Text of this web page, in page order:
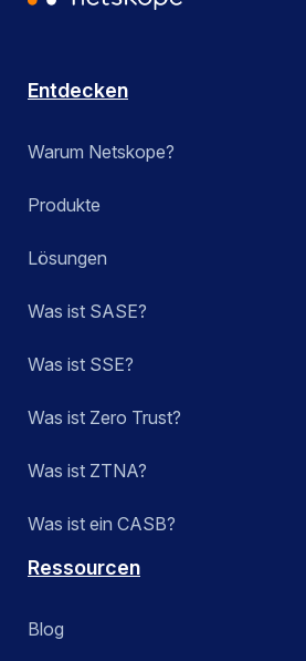
Entdecken
Warum Netskope?
Produkte
Lösungen
Was ist SASE?
Was ist SSE?
Was ist Zero Trust?
Was ist ZTNA?
Was ist ein CASB?
Ressourcen
Blog